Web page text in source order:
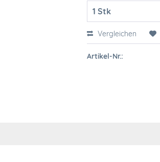
Vergleichen
Artikel-Nr.: